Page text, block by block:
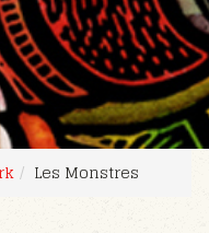
Les Monstres